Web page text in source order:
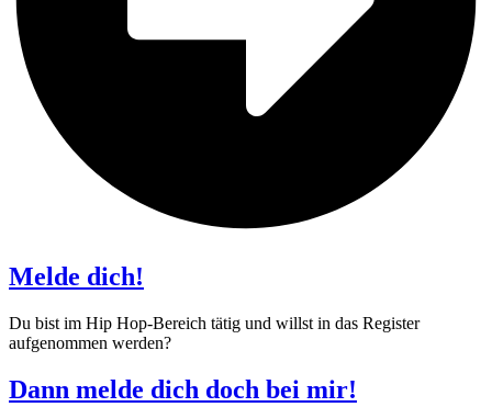
Melde dich!
Du bist im Hip Hop-Bereich tätig und willst in das Register
aufgenommen werden?
Dann melde dich doch bei mir!